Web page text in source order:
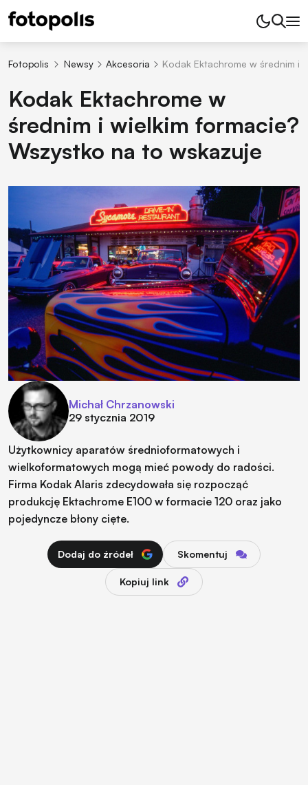
Fotopolis Newsy Akcesoria Kodak Ektachrome w średnim i
Kodak Ektachrome w
średnim i wielkim formacie?
Wszystko na to wskazuje
Michał Chrzanowski
29 stycznia 2019
Użytkownicy aparatów średnioformatowych i
wielkoformatowych mogą mieć powody do radości.
Firma Kodak Alaris zdecydowała się rozpocząć
produkcję Ektachrome E100 w formacie 120 oraz jako
pojedyncze błony cięte.
Dodaj do źródeł Skomentuj
Kopiuj link